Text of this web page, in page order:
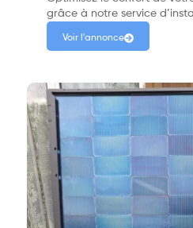
grâce à notre service
Voir l'annonce